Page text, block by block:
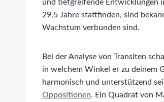
und tiefgreifende Entwicklungen
29,5 Jahre stattfinden, sind
Wachstum verbunden sind.
Bei der Analyse von Transiten
in welchem Winkel er zu deinem
harmonisch und unterstützend
Oppositionen. Ein Quadrat von